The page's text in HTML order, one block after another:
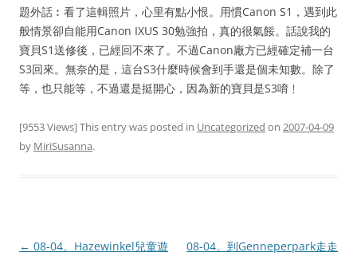
題外話︰看了這輯照片，心里有點小恨。用慣Canon S1，遇到此
般情景卻自能用Canon IXUS 30勉強拍，真的很氣餒。話說我的
寶貝S1送修後，已經回不來了。不過Canon廠方已經確定補一台
S3回來。無奈的是，這台S3什麼時候會到手還是個未知數。除了
等，也只能等，不過還是挺開心，因為新的寶貝是S3唷﹗
[9553 Views] This entry was posted in Uncategorized on 2007-04-09
by MiriSusanna.
Post
← 08-04。Hazewinkel兒童遊
08-04。到Genneperpark走走